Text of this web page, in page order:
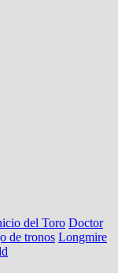
del Toro Doctor
de tronos Longmire